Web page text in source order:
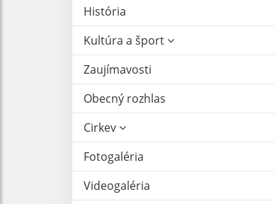
História
Kultúra a šport
Zaujímavosti
Obecný rozhlas
Cirkev
Fotogaléria
Videogaléria